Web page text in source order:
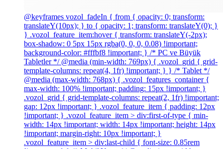
@keyframes vozol_fadeIn { from { opacity: 0; transform:
translateY(10px); } to { opacity: 1; transform: translateY(0); }
} .vozol_feature_item:hover { transform: translateY(-2px);
box-shadow: 0 5px 15px rgba(0, 0, 0, 0.08) !important;
background-color: #fffbf8 !important; } /* PC ve Büyük
Tabletler */ @media (min-width: 769px) { .vozol_grid { grid-
template-columns: repeat(4, 1fr) !important; } } /* Tablet */
@media (max-width: 768px) { .vozol_features_container {
max-width: 100% !important; padding: 15px !important; }
.vozol_grid { grid-template-columns: repeat(2, 1fr) !important;
gap: 12px !important; } .vozol_feature_item { padding: 12px
!important; } .vozol_feature_item > div:first-of-type { min-
width: 14px !important; width: 14px !important; height: 14px
!important; margin-right: 10px !important; }
.vozol_feature_item > div:last-child { font-size: 0.85rem